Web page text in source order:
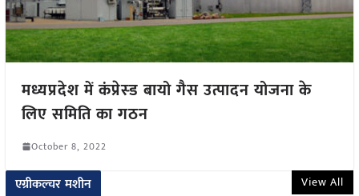
मध्यप्रदेश में कंप्रेस्ड बायो गैस उत्पादन योजना के
लिए समिति का गठन
October 8, 2022
एग्रीकल्चर मशीन View All